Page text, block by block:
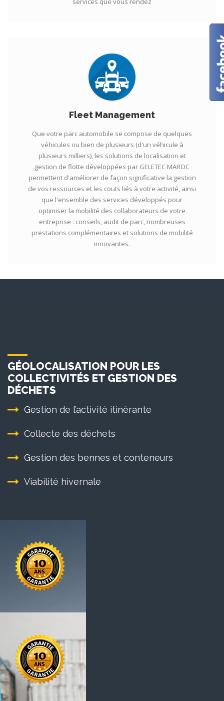
Fleet Management
Que votre parc automobile se compose de quelques
véhicules ou bien de plusieurs (d'un véhicule à
plusieurs milliers), les solutions de localisation et
gestion de flotte développées par GELETEC MAROC
permettent d'améliorer de façon significative la gestion
de vos ressources et les couts liés à votre activité, ainsi
que l'ensemble des services développés pour
optimiser la mobilité des collaborateurs de votre
entreprise : conseils, audit de parc, nombreuses
prestations complémentaires et solutions de mobilité
innovantes.
GÉOLOCALISATION POUR LES
COLLECTIVITÉS ET GESTION DES
DÉCHETS
Gestion de l’activité itinérante
Collecte des déchets
Gestion des bennes et conteneurs
Viabilité hivernale